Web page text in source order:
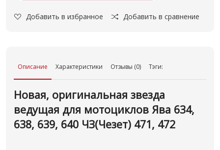
Добавить в избранное Добавить в сравнение
Описание Характеристики Отзывы (0) Тэги:
Новая, оригинальная звезда
ведущая для мотоциклов Ява 634,
638, 639, 640 ЧЗ(Чезет) 471, 472